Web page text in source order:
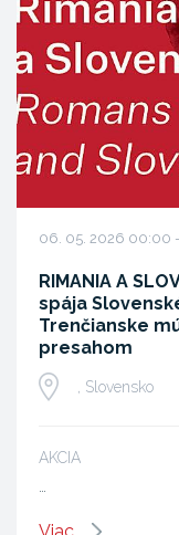
06. 05. 2026 00:00 -
RIMANIA A
spája
Trenčianske
presahom
, Slovensko
AKCIA